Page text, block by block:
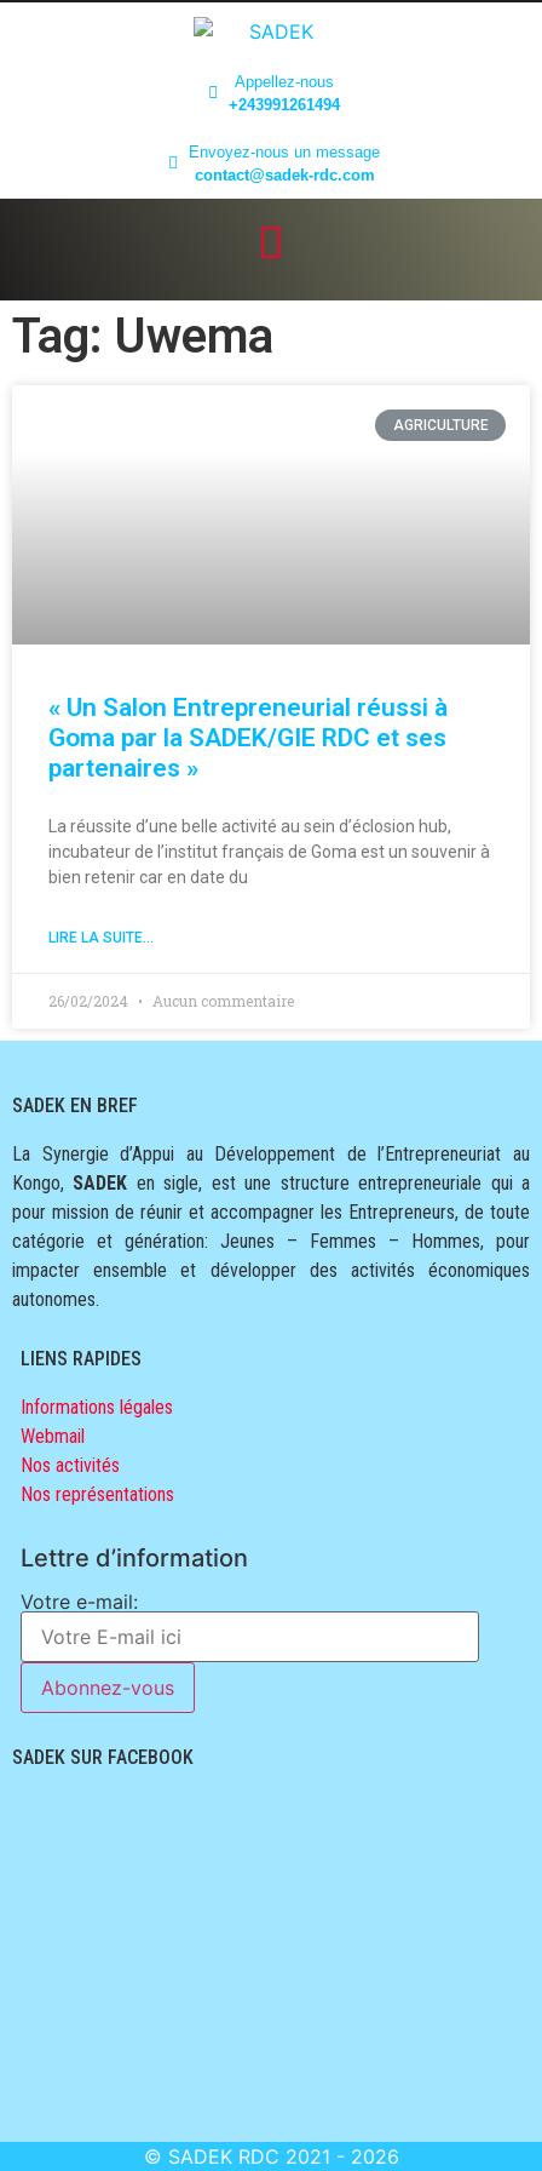
Appellez-nous
+243991261494
Envoyez-nous un message
contact@sadek-rdc.com
Tag: Uwema
AGRICULTURE
« Un Salon Entrepreneurial réussi à
Goma par la SADEK/GIE RDC et ses
partenaires »
La réussite d’une belle activité au sein d’éclosion hub,
incubateur de l’institut français de Goma est un souvenir à
bien retenir car en date du
LIRE LA SUITE...
26/02/2024 Aucun commentaire
SADEK EN BREF
La Synergie d’Appui au Développement de l’Entrepreneuriat au
Kongo, SADEK en sigle, est une structure entrepreneuriale qui a
pour mission de réunir et accompagner les Entrepreneurs, de toute
catégorie et génération: Jeunes – Femmes – Hommes, pour
impacter ensemble et développer des activités économiques
autonomes.
LIENS RAPIDES
Informations légales
Webmail
Nos activités
Nos représentations
Lettre d’information
Votre e-mail:
SADEK SUR FACEBOOK
© SADEK RDC 2021 - 2026